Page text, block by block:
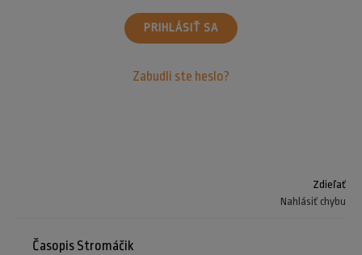
PRIHLÁSIŤ SA
Zabudli ste heslo?
Zdieľať
Nahlásiť chybu
Časopis Stromáčik